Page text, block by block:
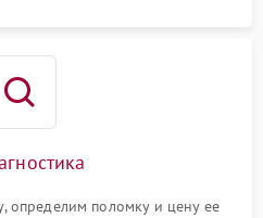
определим поломку и цену ее